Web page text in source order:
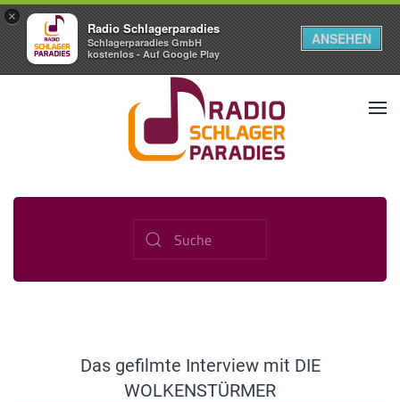
×
Radio Schlagerparadies
Schlagerparadies GmbH
kostenlos - Auf Google Play
ANSEHEN
Das gefilmte Interview mit DIE
WOLKENSTÜRMER